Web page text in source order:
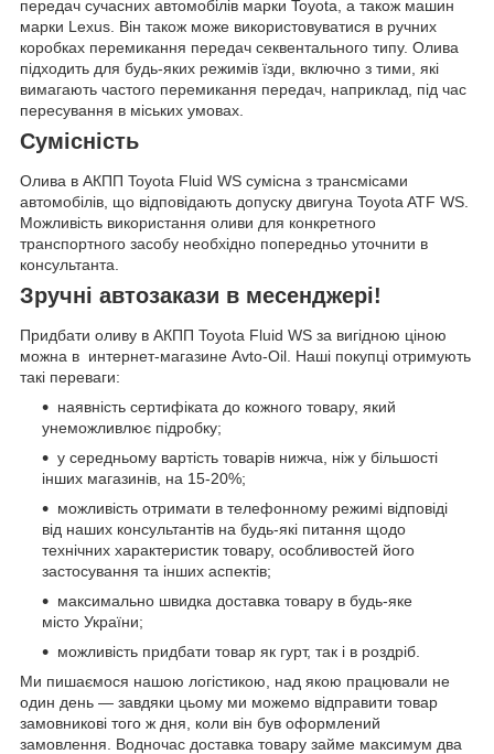
передач сучасних автомобілів марки Toyota, а також машин
марки Lexus. Він також може використовуватися в ручних
коробках перемикання передач секвентального типу. Олива
підходить для будь-яких режимів їзди, включно з тими, які
вимагають частого перемикання передач, наприклад, під час
пересування в міських умовах.
Сумісність
Олива в АКПП Toyota Fluid WS сумісна з трансмісами
автомобілів, що відповідають допуску двигуна Toyota ATF WS.
Можливість використання оливи для конкретного
транспортного засобу необхідно попередньо уточнити в
консультанта.
Зручні автозакази в месенджері!
Придбати оливу в АКПП Toyota Fluid WS за вигідною ціною
можна в интернет-магазине Avto-Oil. Наші покупці отримують
такі переваги:
наявність сертифіката до кожного товару, який
унеможливлює підробку;
у середньому вартість товарів нижча, ніж у більшості
інших магазинів, на 15-20%;
можливість отримати в телефонному режимі відповіді
від наших консультантів на будь-які питання щодо
технічних характеристик товару, особливостей його
застосування та інших аспектів;
максимально швидка доставка товару в будь-яке
місто України;
можливість придбати товар як гурт, так і в роздріб.
Ми пишаємося нашою логістикою, над якою працювали не
один день — завдяки цьому ми можемо відправити товар
замовникові того ж дня, коли він був оформлений
замовлення. Водночас доставка товару займе максимум два